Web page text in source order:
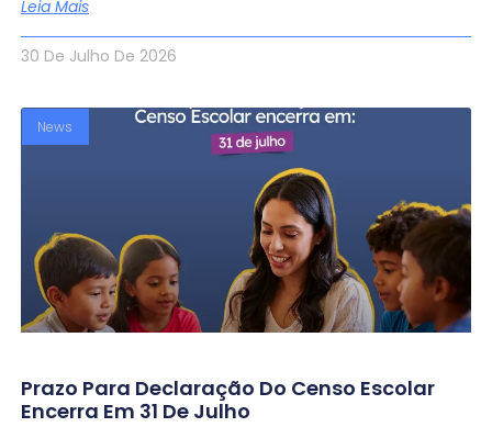
Leia Mais
30 De Julho De 2026
News
Prazo Para Declaração Do Censo Escolar
Encerra Em 31 De Julho